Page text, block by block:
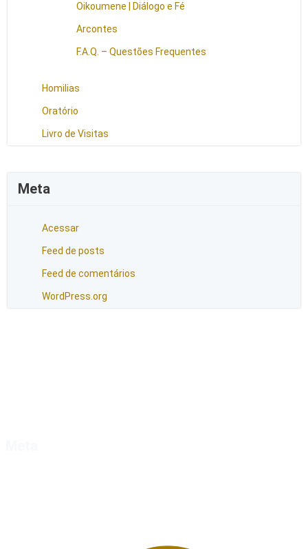
Oikoumene | Diálogo e Fé
Arcontes
F.A.Q. – Questões Frequentes
Homilias
Oratório
Livro de Visitas
Meta
Acessar
Feed de posts
Feed de comentários
WordPress.org